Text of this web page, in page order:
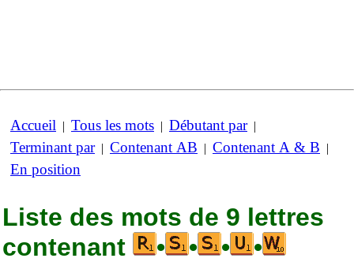
Accueil | Tous les mots | Débutant par|
Terminant par| Contenant AB | Contenant A & B |
En position
Liste des mots de 9 lettres
contenant
• • • •